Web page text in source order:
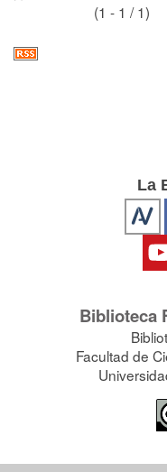
(1 - 1 / 1)
La
Biblioteca
Facultad de